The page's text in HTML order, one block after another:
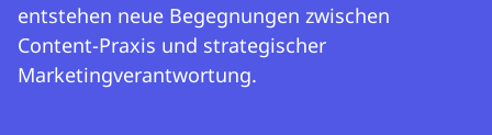
entstehen neue Begegnungen zwischen
Content-Praxis und strategischer
Marketingverantwortung.